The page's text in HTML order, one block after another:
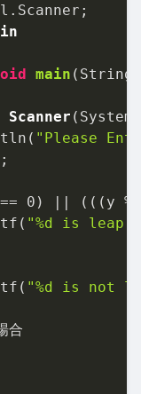
main
Scanner
"Please
0 ) || (((y %
"%d is leap
"%d is not
合